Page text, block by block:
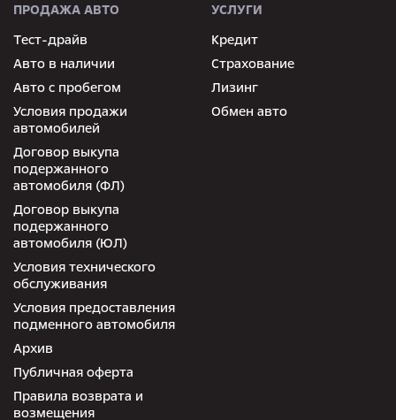
ПРОДАЖА АВТО
Тест-драйв
Авто в наличии
Авто с пробегом
Условия продажи
автомобилей
Договор выкупа
подержанного
автомобиля (ФЛ)
Договор выкупа
подержанного
автомобиля (ЮЛ)
Условия технического
обслуживания
Условия предоставления
подменного автомобиля
Архив
Публичная оферта
Правила возврата и
возмещения
УСЛУГИ
Кредит
Страхование
Лизинг
Обмен авто